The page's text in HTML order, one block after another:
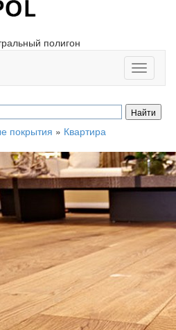
полигон
Toggle
покрытия » Квартира